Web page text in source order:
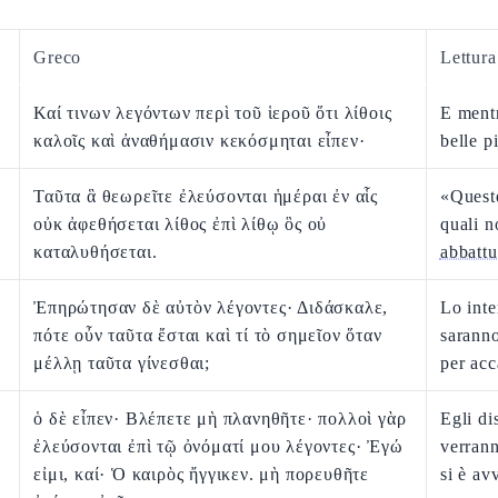
Greco
Καί τινων λεγόντων περὶ τοῦ ἱεροῦ ὅτι λίθοις
καλοῖς καὶ ἀναθήμασιν κεκόσμηται εἶπεν·
E
belle
Ταῦτα ἃ θεωρεῖτε ἐλεύσονται ἡμέραι ἐν αἷς
οὐκ ἀφεθήσεται λίθος ἐπὶ λίθῳ ὃς οὐ
καταλυθήσεται.
quali
Ἐπηρώτησαν δὲ αὐτὸν λέγοντες· Διδάσκαλε,
πότε οὖν ταῦτα ἔσται καὶ τί τὸ σημεῖον ὅταν
μέλλῃ ταῦτα γίνεσθαι;
Lo
per
ὁ δὲ εἶπεν· Βλέπετε μὴ πλανηθῆτε· πολλοὶ γὰρ
ἐλεύσονται ἐπὶ τῷ ὀνόματί μου λέγοντες· Ἐγώ
εἰμι, καί· Ὁ καιρὸς ἤγγικεν. μὴ πορευθῆτε
Egli
si è